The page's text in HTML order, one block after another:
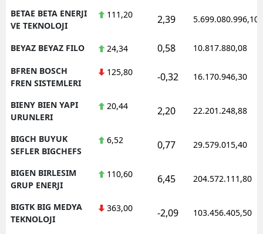
BETAE BETA ENERJI
VE TEKNOLOJI
111,20 2,39 5.699.080.996,10
BEYAZ BEYAZ FILO 24,34 0,58 10.817.880,08
BFREN BOSCH
FREN SISTEMLERI
125,80 -0,32 16.170.946,30
BIENY BIEN YAPI
URUNLERI
20,44 2,20 22.201.248,88
BIGCH BUYUK
SEFLER BIGCHEFS
6,52 0,77 29.579.015,40
BIGEN BIRLESIM
GRUP ENERJI
110,60 6,45 204.572.111,80
BIGTK BIG MEDYA
TEKNOLOJI
363,00 -2,09 103.456.405,50